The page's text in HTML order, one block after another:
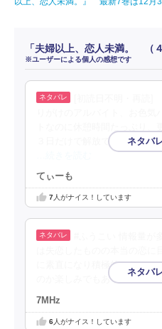
「夫婦以上、恋人未満。 （
※ユーザーによる個人の感想です
３日だけで解放で、オマケに
てぃーも
7人がナイス！しています
に素直になり積極的になって
のか楽しみでもあります。
7MHz
6人がナイス！しています